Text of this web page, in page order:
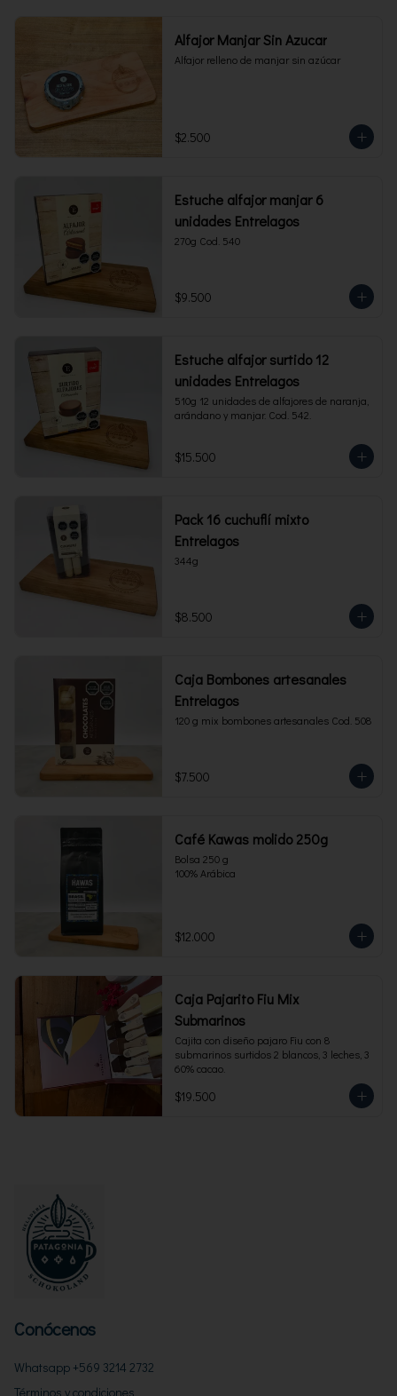
Alfajor Manjar Sin Azucar
Alfajor relleno de manjar sin azúcar
$2.500
Estuche alfajor manjar 6
unidades Entrelagos
270g Cod. 540
$9.500
Estuche alfajor surtido 12
unidades Entrelagos
510g 12 unidades de alfajores de naranja,
arándano y manjar. Cod. 542.
$15.500
Pack 16 cuchuflí mixto
Entrelagos
344g
$8.500
Caja Bombones artesanales
Entrelagos
120 g mix bombones artesanales Cod. 508
$7.500
Café Kawas molido 250g
Bolsa 250 g
100% Arábica
$12.000
Caja Pajarito Fiu Mix
Submarinos
Cajita con diseño pajaro Fiu con 8
submarinos surtidos 2 blancos, 3 leches, 3
60% cacao.
$19.500
Conócenos
Whatsapp +569 3214 2732
Términos y condiciones